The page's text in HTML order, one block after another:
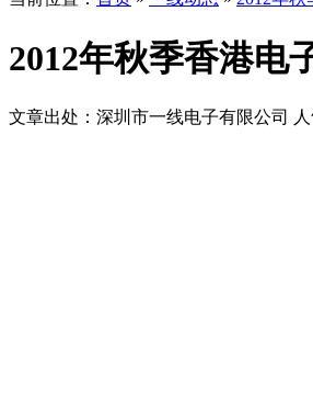
2012年秋季香港电
文章出处：深圳市一线电子有限公司